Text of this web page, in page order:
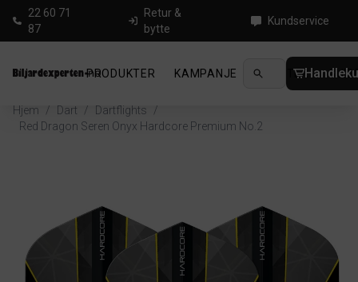
22 60 71
87
Retur &
bytte
Kundservice
PRODUKTER KAMPANJE NYHETER
Hjem / Dart / Dartflights
/
Red Dragon Seren Onyx Hardcore Premium No.2